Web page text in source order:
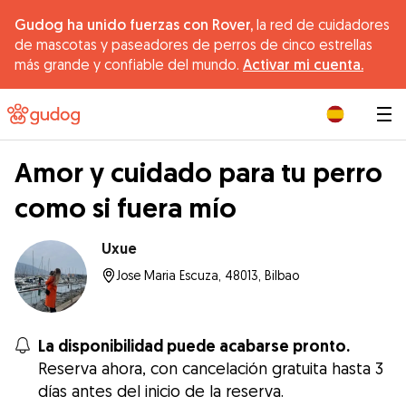
Gudog ha unido fuerzas con Rover, la red de cuidadores
de mascotas y paseadores de perros de cinco estrellas
más grande y confiable del mundo. Activar mi cuenta.
Amor y cuidado para tu perro
como si fuera mío
Uxue
Jose Maria Escuza, 48013, Bilbao
La disponibilidad puede acabarse pronto.
Reserva ahora, con cancelación gratuita hasta 3
días antes del inicio de la reserva.